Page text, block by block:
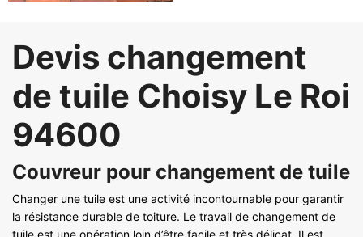
Devis changement
de tuile Choisy Le Roi
94600
Couvreur pour changement de tuile
Changer une tuile est une activité incontournable pour garantir
la résistance durable de toiture. Le travail de changement de
tuile est une opération loin d’être facile et très délicat. Il est